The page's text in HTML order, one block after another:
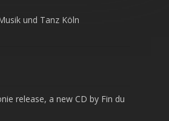
und Tanz Köln
release, a new CD by Fin du